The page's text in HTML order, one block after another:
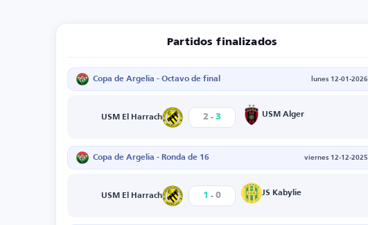
Partidos finalizados
Copa de Argelia - Octavo de final lunes 12-01-2026
USM El Harrach 2 - 3 USM Alger
Copa de Argelia - Ronda de 16 viernes 12-12-2025
USM El Harrach 1 - 0 JS Kabylie